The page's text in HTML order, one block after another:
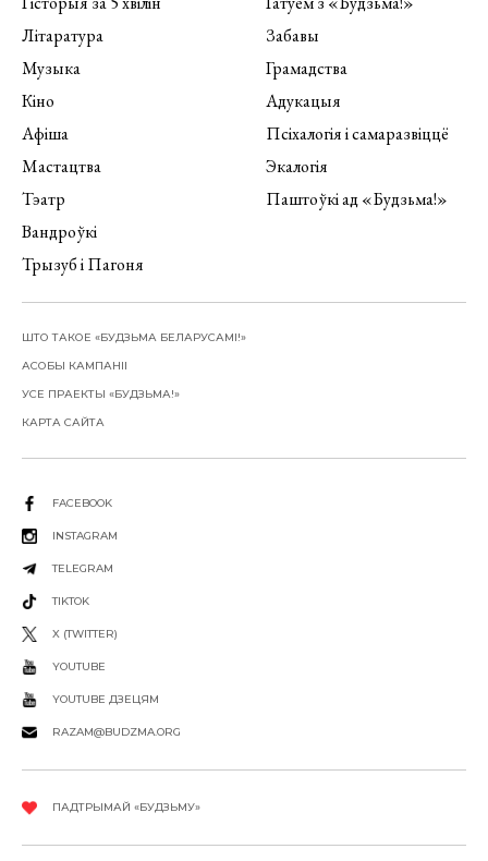
Літаратура
Музыка
Кіно
Афіша
Мастацтва
Тэатр
Вандроўкі
Трызуб і Пагоня
Забавы
Грамадства
Адукацыя
Псіхалогія і самаразвіццё
Экалогія
Паштоўкі ад «Будзьма!»
ШТО ТАКОЕ «БУДЗЬМА БЕЛАРУСАМІ!»
АСОБЫ КАМПАНІІ
УСЕ ПРАЕКТЫ «БУДЗЬМА!»
КАРТА САЙТА
FACEBOOK
INSTAGRAM
TELEGRAM
TIKTOK
X (TWITTER)
YOUTUBE
YOUTUBE ДЗЕЦЯМ
RAZAM@BUDZMA.ORG
ПАДТРЫМАЙ «БУДЗЬМУ»